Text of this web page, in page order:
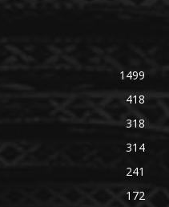
1499
418
318
314
241
172